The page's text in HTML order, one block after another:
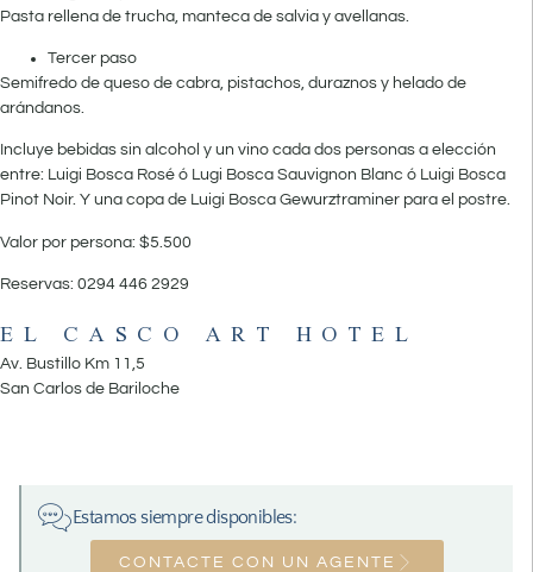
Pasta rellena de trucha, manteca de salvia y avellanas.
Tercer paso
Semifredo de queso de cabra, pistachos, duraznos y helado de
arándanos.
Incluye bebidas sin alcohol y un vino cada dos personas a elección
entre: Luigi Bosca Rosé ó Lugi Bosca Sauvignon Blanc ó Luigi Bosca
Pinot Noir. Y una copa de Luigi Bosca Gewurztraminer para el postre.
Valor por persona: $5.500
Reservas: 0294 446 2929
EL CASCO ART HOTEL
Av. Bustillo Km 11,5
San Carlos de Bariloche
Estamos siempre disponibles:
CONTACTE CON UN AGENTE